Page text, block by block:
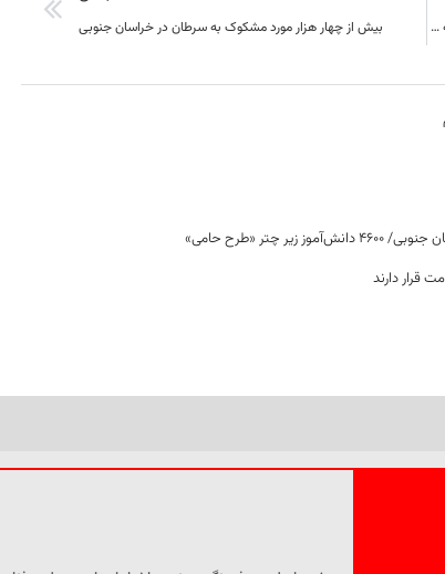
فراخوان مردمی درمحکومیت حملات وحشیانه رژیم صهیونیستی به جنوب لبنان بیش از چهار هزار مورد مشکوک به سرطان در خراسان جنوبی
«طرح حامی»